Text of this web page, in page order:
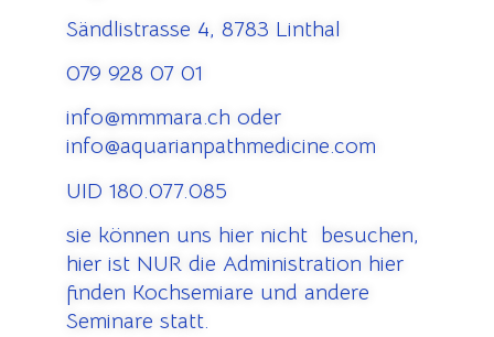
Sändlistrasse 4, 8783 Linthal
079 928 07 01
info@mmmara.ch oder
info@aquarianpathmedicine.com
UID 180.077.085
sie können uns hier nicht besuchen,
hier ist NUR die Administration hier
finden Kochsemiare und andere
Seminare statt.